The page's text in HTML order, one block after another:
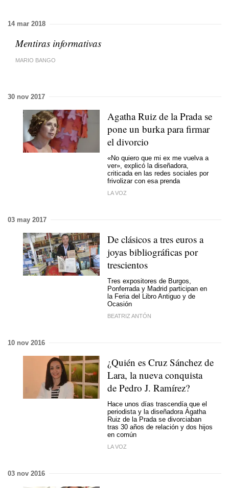
14 mar 2018
Mentiras informativas
MARIO BANGO
30 nov 2017
Agatha Ruiz de la Prada se
pone un burka para firmar
el divorcio
«No quiero que mi ex me vuelva a
ver», explicó la diseñadora,
criticada en las redes sociales por
frivolizar con esa prenda
LA VOZ
03 may 2017
De clásicos a tres euros a
joyas bibliográficas por
trescientos
Tres expositores de Burgos,
Ponferrada y Madrid participan en
la Feria del Libro Antiguo y de
Ocasión
BEATRIZ ANTÓN
10 nov 2016
¿Quién es Cruz Sánchez de
Lara, la nueva conquista
de Pedro J. Ramírez?
Hace unos días trascendía que el
periodista y la diseñadora Ágatha
Ruiz de la Prada se divorciaban
tras 30 años de relación y dos hijos
en común
LA VOZ
03 nov 2016